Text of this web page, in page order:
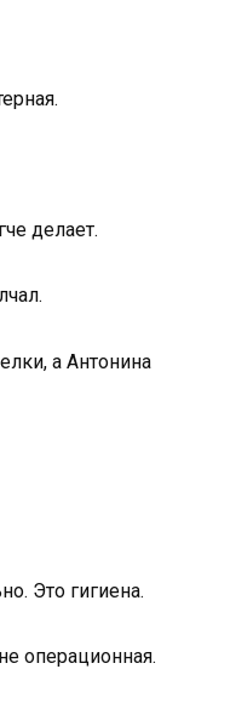
делает.
а Антонина
Это гигиена.
операционная.